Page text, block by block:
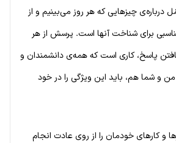
درباره‌ی چیزهایی که هر روز می‌بینیم و از
برای شناخت آنها است. پرسش از هر
پاسخ، کاری است که همه‌ی دانشمندان و
و شما هم، باید این ویژگی را در خود
و کارهای خودمان را از روی عادت انجام